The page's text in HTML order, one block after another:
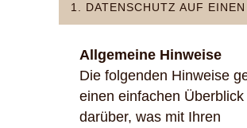
1. DATENSCHUTZ AUF
Allgemeine Hinweise
Die folgenden Hinweise
einen einfachen Überblick
darüber, was mit Ihren